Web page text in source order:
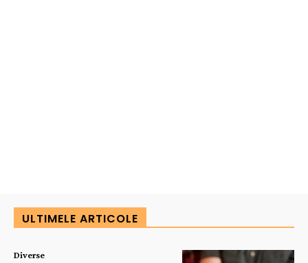
ULTIMELE ARTICOLE
Diverse